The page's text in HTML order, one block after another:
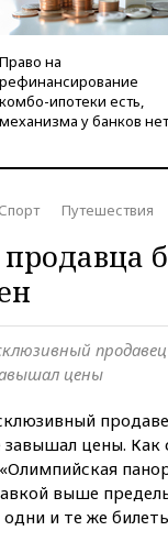
Право на
рефинансирование
комбо-ипотеки есть,
механизма у банков нет
Спорт Путешествия
цены
цены. Как
выше
и те же